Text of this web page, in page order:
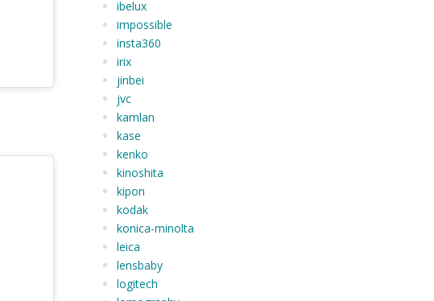
ibelux
impossible
insta360
irix
jinbei
jvc
kamlan
kase
kenko
kinoshita
kipon
kodak
konica-minolta
leica
lensbaby
logitech